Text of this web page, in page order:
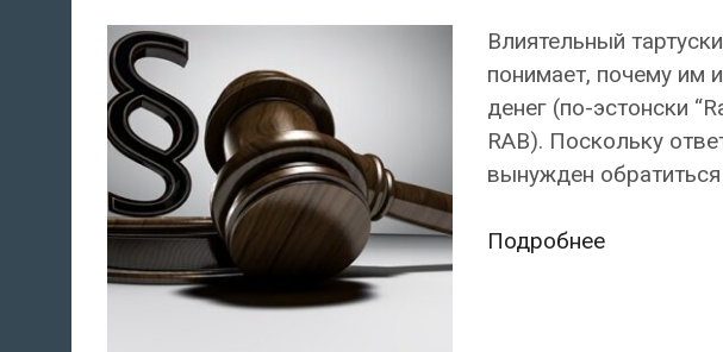
Влиятельный
понимает, почему им
денег (по-эстонски
RAB). Поскольку
вынужден обратиться
ПодробнееБюро